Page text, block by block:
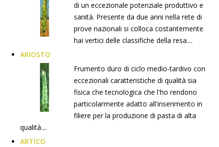
di un eccezionale potenziale produttivo e
sanità. Presente da due anni nella rete di
prove nazionali si colloca costantemente
hai vertici delle classifiche della resa....
ARIOSTO
Frumento duro di ciclo medio-tardivo con
eccezionali caratteristiche di qualità sia
fisica che tecnologica che l'ho rendono
particolarmente adatto all'inserimento in
filiere per la produzione di pasta di alta
qualità....
ARTICO